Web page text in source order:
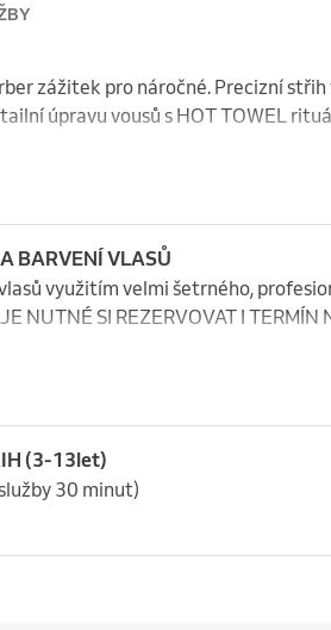
zážitek pro náročné. Precizní
úpravu vousů s HOT TOWEL
chloupků horkým voskem,
čistou, svěží a regenerovanou.
obličeje, hlavy a krku pomocí
profesionální styling a drink dle
BARVENÍ VLASŮ
využitím velmi šetrného,
NUTNÉ SI REZERVOVAT I TERMÍN
(3-13let)
30 minut)